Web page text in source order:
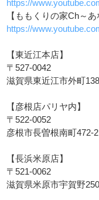
https://
【ももくりの家Ch～
https://
【東近江本店】
〒527-0042
滋賀県東近江市外町
【彦根店パリヤ内】
〒522-0052
彦根市長曽根南町472-2
【長浜米原店】
〒521-0062
滋賀県米原市宇賀野250